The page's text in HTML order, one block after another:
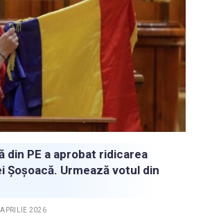
din PE a aprobat ridicarea
Șoșoacă. Urmează votul din
2026